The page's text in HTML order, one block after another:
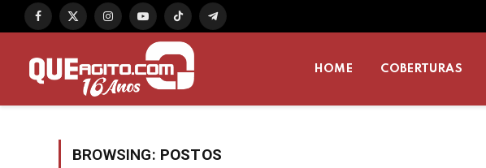
Facebook
X
InstagramYouTubeTikTok Telegram
HOME COBERTURAS
BROWSING: POSTOS